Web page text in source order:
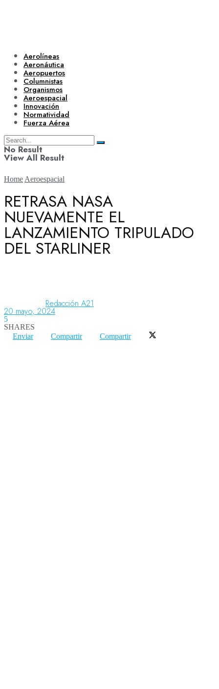
Aerolíneas
Aeronáutica
Aeropuertos
Columnistas
Organismos
Aeroespacial
Innovación
Normatividad
Fuerza Aérea
No Result
View All Result
Aerolíneas
Aeronáutica
Home Aeroespacial
RETRASA NASA
NUEVAMENTE EL
LANZAMIENTO TRIPULADO
DEL STARLINER
Redacción A21
20 mayo, 2024
5
SHARES
Enviar
Compartir Compartir